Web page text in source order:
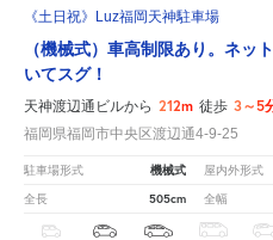
《土日祝》Luz福岡天神駐車場
（機械式）車高制限あり。ネッ
いてスグ！
天神渡辺通ビルから 212m 徒歩 3～5
福岡県福岡市中央区渡辺通4-9-25
駐車場形式 機械式 屋内外形式
全長 505cm 全幅